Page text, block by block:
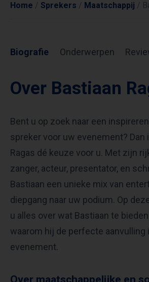
Home / Sprekers / Maatschappij /
Biografie Onderwerpen
Over Bastiaan
Bent u op zoek naar een
spreker voor uw evenement? Dan
Ragas dé keuze voor u. Met zijn
zanger, acteur, presentator, en
Bastiaan een unieke mix van
diepgang naar uw podium. Op
u alles over wat Bastiaan te
waarom hij de perfecte aanvulling
evenement.
Over maatschappelijke en